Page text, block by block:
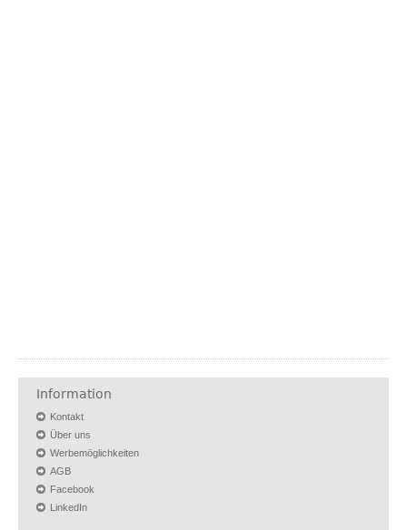
Information
Kontakt
Über uns
Werbemöglichkeiten
AGB
Facebook
LinkedIn